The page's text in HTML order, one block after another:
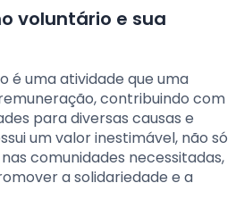
voluntário e sua
é uma atividade que uma
contribuindo com
para diversas causas e
um valor inestimável, não só
comunidades necessitadas,
a solidariedade e a